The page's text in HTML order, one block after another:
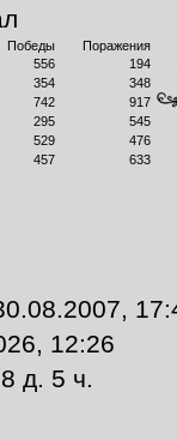
Победы
Поражения
556
194
354
348
742
917
295
545
529
476
457 633
12:26
д. 5 ч.